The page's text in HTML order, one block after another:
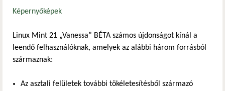
Képernyőképek
Linux Mint 21 „Vanessa” BÉTA számos újdonságot kínál a
leendő felhasználóknak, amelyek az alábbi három forrásból
származnak:
Az asztali felületek további tökéletesítésből származó